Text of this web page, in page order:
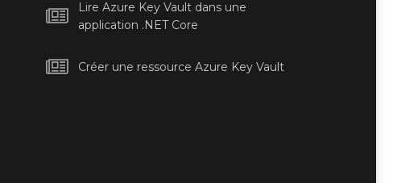
Lire Azure Key Vault dans une
application .NET Core
Créer une ressource Azure Key Vault